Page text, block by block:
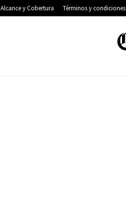
Alcance y Cobertura Términos y condiciones